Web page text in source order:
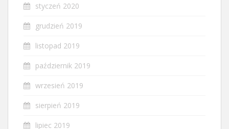
styczeń 2020
grudzień 2019
listopad 2019
październik 2019
wrzesień 2019
sierpień 2019
lipiec 2019